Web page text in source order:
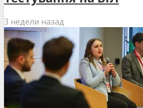
3 недели назад